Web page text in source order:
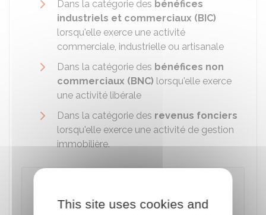
Dans la catégorie des bénéfices
industriels et commerciaux (BIC)
lorsqu'elle exerce une activité
commerciale, industrielle ou artisanale
Dans la catégorie des bénéfices non
commerciaux (BNC) lorsqu'elle exerce
une activité libérale
Dans la catégorie des revenus fonciers
lorsqu'elle exerce une activité de gestion
immobilière.
Le bénéfice imposable de la société s'entend
This site uses cookies and